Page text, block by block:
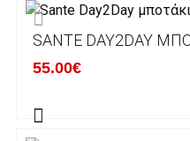
Χρόνος
SANTE DAY2DAY
55.00€